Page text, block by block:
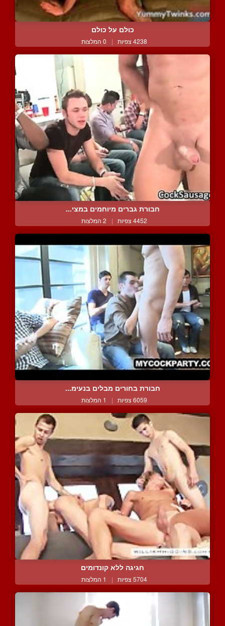
כולם על כולם
4238 צפיות | 0 המלצות
חבורת גברים מיוחמים במצי...
4452 צפיות | 2 המלצות
חבורת בחורים מבלים בנעימ...
6059 צפיות | 1 המלצות
חגיגה ללא קונדומים
5704 צפיות | 1 המלצות